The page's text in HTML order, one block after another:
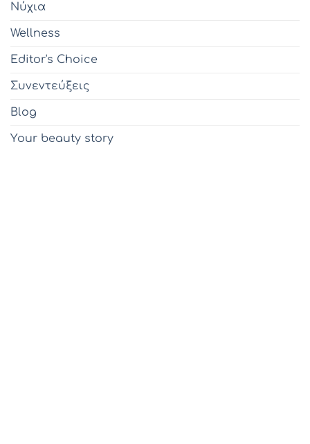
Νύχια
Wellness
Editor's Choice
Συνεντεύξεις
Blog
Υour beauty story